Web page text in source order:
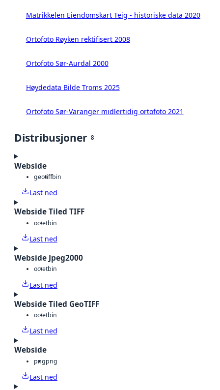
Matrikkelen Eiendomskart Teig - historiske data 2020
Ortofoto Røyken rektifisert 2008
Ortofoto Sør-Aurdal 2000
Høydedata Bilde Troms 2025
Ortofoto Sør-Varanger midlertidig ortofoto 2021
Distribusjoner 8
Webside
geotiffbin
Last ned
Webside Tiled TIFF
octetbin
Last ned
Webside Jpeg2000
octetbin
Last ned
Webside Tiled GeoTIFF
octetbin
Last ned
Webside
pngpng
Last ned